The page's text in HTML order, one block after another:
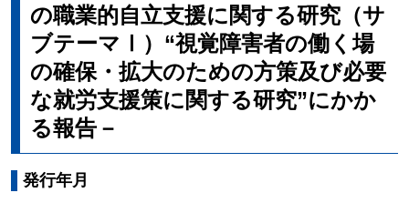
の職業的自立支援に関する研究（サ
ブテーマⅠ）“視覚障害者の働く場
の確保・拡大のための方策及び必要
な就労支援策に関する研究”にかか
る報告－
発行年月